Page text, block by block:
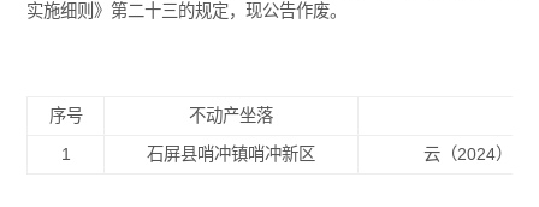
实施细则》第二十三的规定，现公告作废。
序号 不动产坐落
1
石屏县哨冲镇哨冲新区 云（2024）石